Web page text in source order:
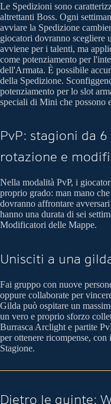
Le Spedizioni sono
altrettanti Boss. Ogni
avviare la Spedizione
giocatori dovranno scegliere
avviene per i talenti, ma
come potenziamento per
dell'Armata. È possibile
della Spedizione.
potenziamento per lo slot
speciali di Mini che possono
PvP: stagioni da
rotazione e
Nella modalità PvP, i
proprio grado: man mano
dovranno affrontare
hanno una durata di sei
Modificatori delle Mappe.
Unisciti a una
Fai gruppo con nuove
oppure collaborate per
Gilda può ospitare un
un vero e proprio sforzo
Burrasca Arclight e partite
per ottenere ricompense,
Stagione.
Dietro le quinte: